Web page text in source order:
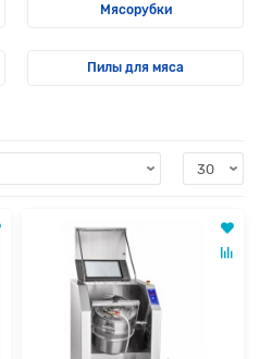
Мясорубки
Пилы для мяса